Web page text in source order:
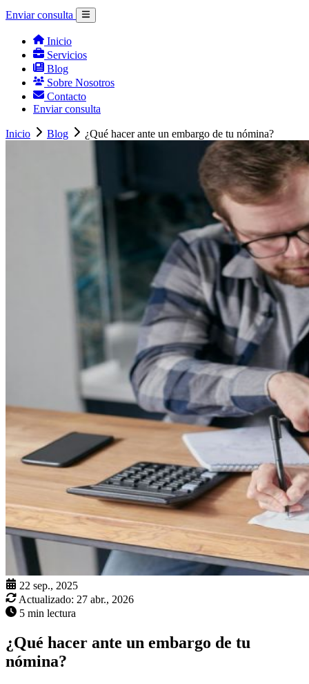
Enviar consulta
Inicio
Servicios
Blog
Sobre Nosotros
Contacto
Enviar consulta
Inicio Blog ¿Qué hacer ante un embargo de tu nómina?
22 sep., 2025
Actualizado: 27 abr., 2026
5 min lectura
¿Qué hacer ante un embargo de tu
nómina?